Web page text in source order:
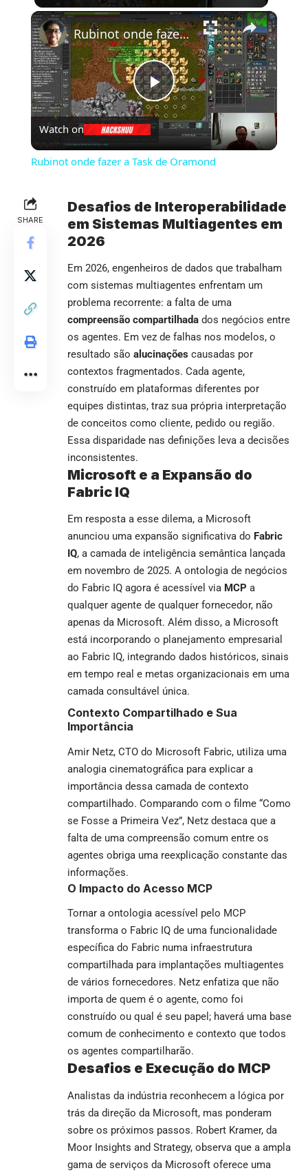
×
Play
Video
Rubinot onde fazer a Task de Oramond
Watch on
Rubinot onde fazer a Task de Oramond
SHARE
Desafios de Interoperabilidade
em Sistemas Multiagentes em
2026
Em 2026, engenheiros de dados que trabalham
com sistemas multiagentes enfrentam um
problema recorrente: a falta de uma
compreensão compartilhada dos negócios entre
os agentes. Em vez de falhas nos modelos, o
resultado são alucinações causadas por
contextos fragmentados. Cada agente,
construído em plataformas diferentes por
equipes distintas, traz sua própria interpretação
de conceitos como cliente, pedido ou região.
Essa disparidade nas definições leva a decisões
inconsistentes.
Microsoft e a Expansão do
Fabric IQ
Em resposta a esse dilema, a Microsoft
anunciou uma expansão significativa do Fabric
IQ, a camada de inteligência semântica lançada
em novembro de 2025. A ontologia de negócios
do Fabric IQ agora é acessível via MCP a
qualquer agente de qualquer fornecedor, não
apenas da Microsoft. Além disso, a Microsoft
está incorporando o planejamento empresarial
ao Fabric IQ, integrando dados históricos, sinais
em tempo real e metas organizacionais em uma
camada consultável única.
Contexto Compartilhado e Sua
Importância
Amir Netz, CTO do Microsoft Fabric, utiliza uma
analogia cinematográfica para explicar a
importância dessa camada de contexto
compartilhado. Comparando com o filme “Como
se Fosse a Primeira Vez”, Netz destaca que a
falta de uma compreensão comum entre os
agentes obriga uma reexplicação constante das
informações.
O Impacto do Acesso MCP
Tornar a ontologia acessível pelo MCP
transforma o Fabric IQ de uma funcionalidade
específica do Fabric numa infraestrutura
compartilhada para implantações multiagentes
de vários fornecedores. Netz enfatiza que não
importa de quem é o agente, como foi
construído ou qual é seu papel; haverá uma base
comum de conhecimento e contexto que todos
os agentes compartilharão.
Desafios e Execução do MCP
Analistas da indústria reconhecem a lógica por
trás da direção da Microsoft, mas ponderam
sobre os próximos passos. Robert Kramer, da
Moor Insights and Strategy, observa que a ampla
gama de serviços da Microsoft oferece uma